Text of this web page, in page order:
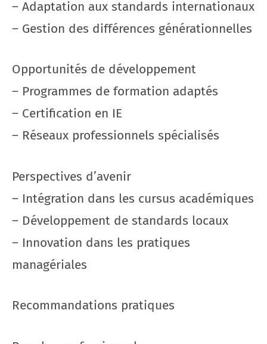
– Adaptation aux standards internationaux
– Gestion des différences générationnelles
Opportunités de développement
– Programmes de formation adaptés
– Certification en IE
– Réseaux professionnels spécialisés
Perspectives d’avenir
– Intégration dans les cursus académiques
– Développement de standards locaux
– Innovation dans les pratiques
managériales
Recommandations pratiques